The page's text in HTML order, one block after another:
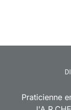
Praticienne